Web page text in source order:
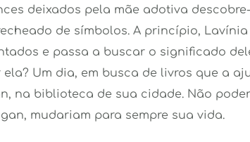
deixados pela mãe adotiva
de símbolos. A princípio,
e passa a buscar o significado
Um dia, em busca de livros que a
na biblioteca de sua cidade. Não
mudariam para sempre sua vida.